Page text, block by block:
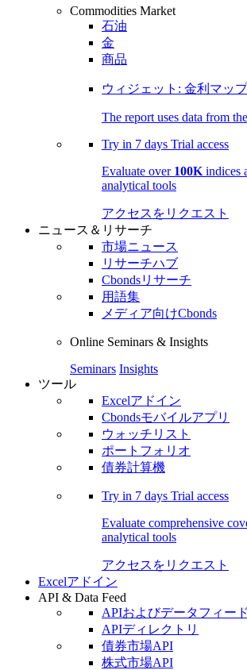
Commodities Market
石油
金
商品
ウィジェット: 金利マップ
The report uses data from
Try in 7 days Trial access
Evaluate over 100K indices
analytical tools
アクセスをリクエスト
ニュース＆リサーチ
市場ニュース
リサーチハブ
Cbondsリサーチ
用語集
メディア向けCbonds
Online Seminars & Insights
Seminars Insights
ツール
Excelアドイン
Cbondsモバイルアプリ
ウォッチリスト
ポートフォリオ
債券計算機
Try in 7 days Trial access
Evaluate comprehensive
analytical tools
アクセスをリクエスト
Excelアドイン
API & Data Feed
APIおよびデータフィード
APIディレクトリ
債券市場API
株式市場API